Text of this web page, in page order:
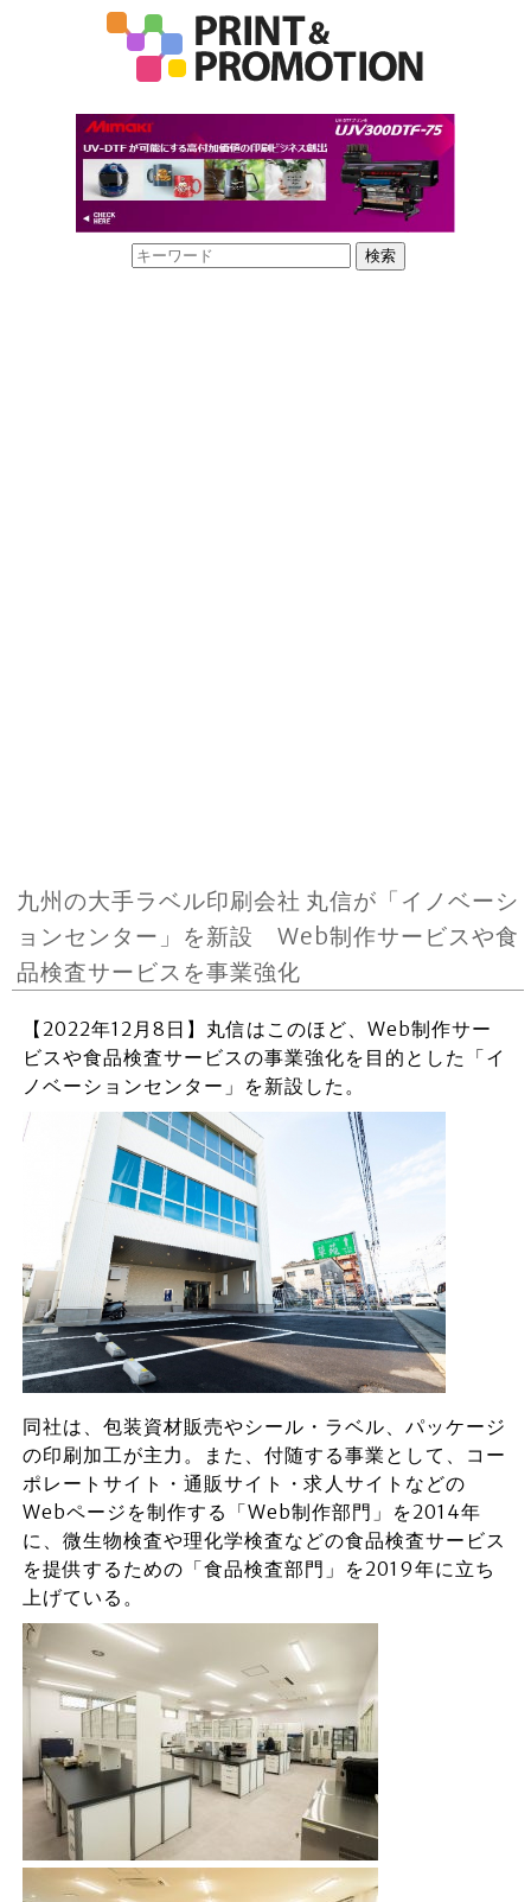
九州の大手ラベル印刷会社 丸信が「イノベーシ
ョンセンター」を新設 Web制作サービスや食
品検査サービスを事業強化
【2022年12月8日】丸信はこのほど、Web制作サー
ビスや食品検査サービスの事業強化を目的とした「イ
ノベーションセンター」を新設した。
同社は、包装資材販売やシール・ラベル、パッケージ
の印刷加工が主力。また、付随する事業として、コー
ポレートサイト・通販サイト・求人サイトなどの
Webページを制作する「Web制作部門」を2014年
に、微生物検査や理化学検査などの食品検査サービス
を提供するための「食品検査部門」を2019年に立ち
上げている。